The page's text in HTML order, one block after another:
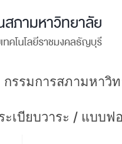
กรรมการสภามหาวิ
ะเบียบวาระ / แบบ